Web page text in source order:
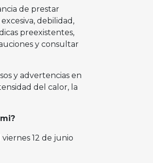
de prestar
debilidad,
preexistentes,
y consultar
y advertencias en
del calor, la
12 de junio